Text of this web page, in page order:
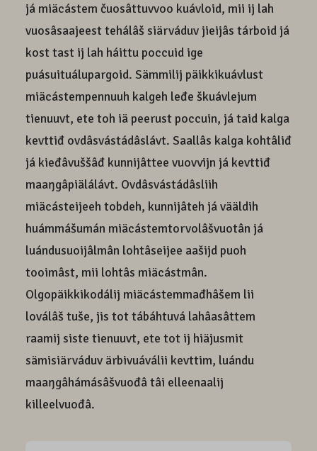
já miäcástem čuosâttuvvoo kuávloid, mii ij lah
vuosâsaajeest tehálâš siärváduv jieijâs tárboid já
kost tast ij lah háittu poccuid ige
puásuituálupargoid. Sämmilij päikkikuávlust
miäcástempennuuh kalgeh leđe škuávlejum
tienuuvt, ete toh iä peerust poccuin, já taid kalga
kevttiđ ovdâsvástádâslávt. Saallâs kalga kohtâliđ
já kieđâvuššâđ kunnijâttee vuovvijn já kevttiđ
maaŋgâpiälálávt. Ovdâsvástádâsliih
miäcásteijeeh tobdeh, kunnijâteh já vääldih
huámmášumán miäcástemtorvolâšvuotân já
luándusuoijâlmân lohtâseijee aašijd puoh
tooimâst, mii lohtâs miäcástmân.
Olgopäikkikodálij miäcástemmađhâšem lii
loválâš tuše, jis tot tábáhtuvá lahâasâttem
raamij siste tienuuvt, ete tot ij hiäjusmit
sämisiärváduv ärbivuáválii kevttim, luándu
maaŋgâhámásâšvuođâ tâi elleenaalij
killeelvuođâ.